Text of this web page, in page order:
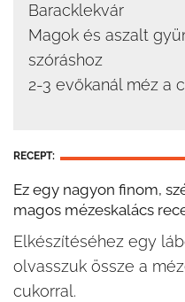
Baracklekvár
Magok és aszalt
szóráshoz
2-3 evőkanál méz a
RECEPT:
Ez egy nagyon finom,
magos mézeskalács
Elkészítéséhez egy
olvasszuk össze a
cukorral.